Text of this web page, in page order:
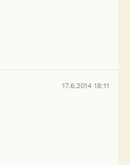
17.6.2014 18:11